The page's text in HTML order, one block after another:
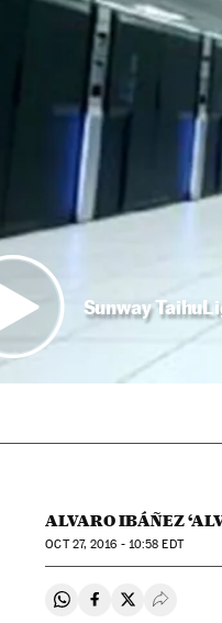
Sunway
ALVARO IBÁÑEZ
OCT27, 2016 - 10:58 EDT
Compartir en
Compartir en
Compartir